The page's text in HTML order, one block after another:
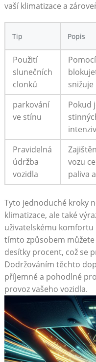
vaší klimatizace‌ a
Tip Popis
Použití
slunečních
​clonků
parkování
ve stínu
Pokud
Pravidelná
údržba
vozidla
vozu
paliva
Tyto‍ jednoduché kroky
klimatizace, ale také
uživatelskému
tímto ⁢způsobem
desítky procent, ​což⁤ se
Dodržováním těchto
příjemné a pohodlné
provoz ‌vašeho vozidla.